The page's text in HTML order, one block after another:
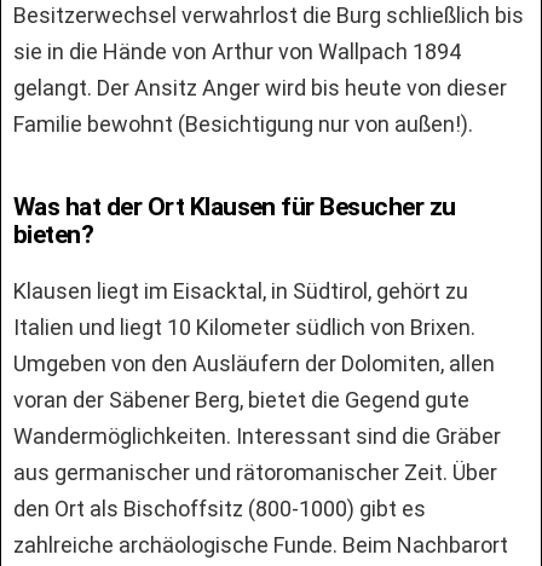
Besitzerwechsel verwahrlost die Burg schließlich bis
sie in die Hände von Arthur von Wallpach 1894
gelangt. Der Ansitz Anger wird bis heute von dieser
Familie bewohnt (Besichtigung nur von außen!).
Was hat der Ort Klausen für Besucher zu
bieten?
Klausen liegt im Eisacktal, in Südtirol, gehört zu
Italien und liegt 10 Kilometer südlich von Brixen.
Umgeben von den Ausläufern der Dolomiten, allen
voran der Säbener Berg, bietet die Gegend gute
Wandermöglichkeiten. Interessant sind die Gräber
aus germanischer und rätoromanischer Zeit. Über
den Ort als Bischoffsitz (800-1000) gibt es
zahlreiche archäologische Funde. Beim Nachbarort